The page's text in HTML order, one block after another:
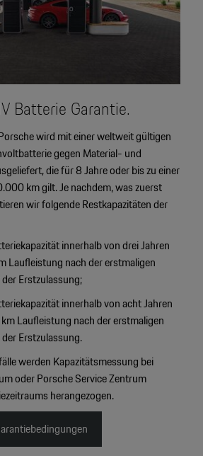
halten für Sound
Batterie Garantie.
wird mit einer weltweit gültigen
gegen Material- und
die für 8 Jahre oder bis zu einer
km gilt. Je nachdem, was zuerst
wir folgende Restkapazitäten der
innerhalb von drei Jahren
Laufleistung nach der erstmaligen
Erstzulassung;
innerhalb von acht Jahren
Laufleistung nach der erstmaligen
Erstzulassung.
werden Kapazitätsmessung bei
oder Porsche Service Zentrum
herangezogen.